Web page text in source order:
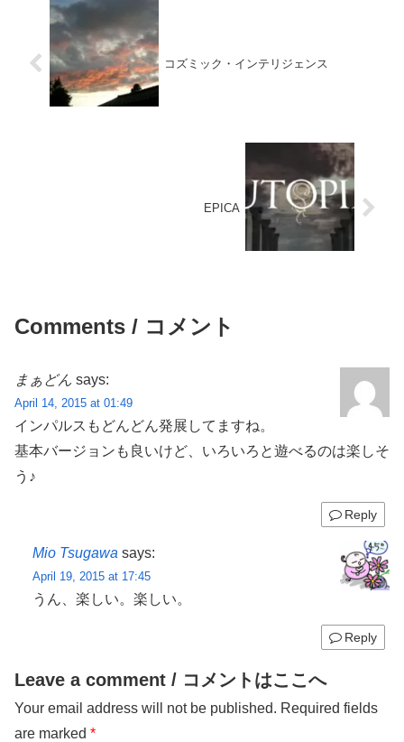
コズミック・インテリジェンス
EPICA
Comments / コメント
まぁどん says:
April 14, 2015 at 01:49
インパルスもどんどん発展してますね。
基本バージョンも良いけど、いろいろと遊べるのは楽しそ
う♪
Reply
Mio Tsugawa says:
April 19, 2015 at 17:45
うん、楽しい。楽しい。
Reply
Leave a comment / コメントはここへ
Your email address will not be published. Required fields
are marked *